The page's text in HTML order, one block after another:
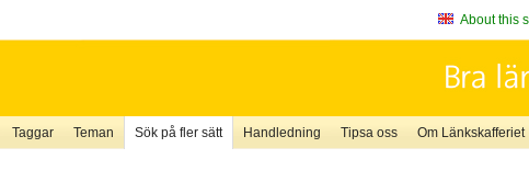
About this
Taggar Teman Sök på fler sätt Handledning Tipsa oss Om Länkskafferiet